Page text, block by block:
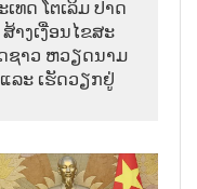
ທດ ໂຕ​ເລິມ ປາດ​
າງ​ເງື່ອນ​ໄຂ​ສະ​
ຊາວ ຫວຽດ​ນາມ
ລະ ເຮັດ​ວຽກ​ຢູ່​